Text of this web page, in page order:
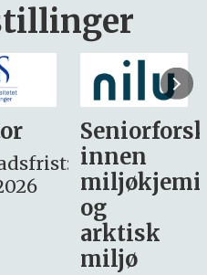
søker
– fast
Søknadsfrist:
16. august.